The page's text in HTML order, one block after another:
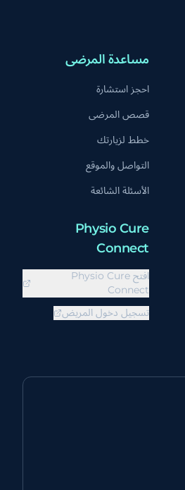
مساعدة المرضى
احجز استشارة
قصص المرضى
خطط لزيارتك
التواصل والموقع
الأسئلة الشائعة
Physio Cure
Connect
افتح Physio Cure
Connect
تسجيل دخول المريض